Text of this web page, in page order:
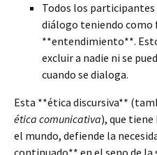
Todos los
diálogo teniendo como
**entendimiento**.
excluir a nadie ni se
cuando se dialoga.
Esta **ética discursiva**
ética comunicativa), que
el mundo, defiende la
continuado** en el seno de la